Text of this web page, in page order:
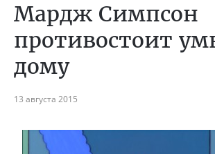
Мардж Симпсон
противостоит
дому
13 августа 2015